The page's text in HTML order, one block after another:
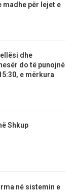
madhe për lejet e
dhe
do të punojnë
e mërkura
Shkup
në sistemin e